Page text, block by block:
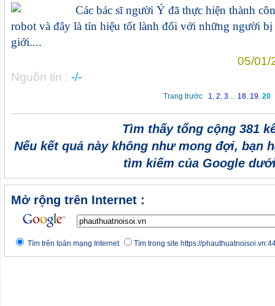
Các bác sĩ người Ý đã thực hiện thành
robot và đây là tín hiệu tốt lành đối với những người bị
giới....
05/01/
Nguồn tin : -/-
Trang trước 1, 2, 3 ... 18, 19, 20
Tìm thấy tổng cộng 381
Nếu kết quả này không như mong đợi, bạn
tìm kiếm của Google
Mở rộng trên Internet :
Tìm trên toàn mạng Internet Tìm trong site https://